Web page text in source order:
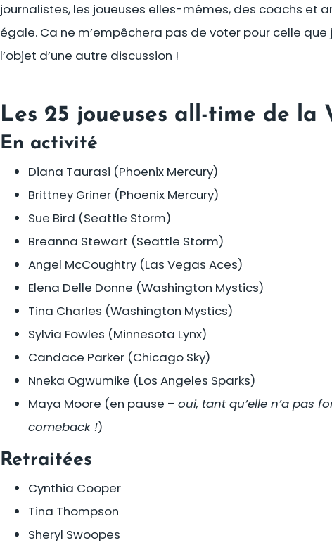
journalistes, les joueuses elles-mêmes, des coachs et
égale. Ca ne m’empêchera pas de voter pour celle
l’objet d’une autre discussion !
Les 25 joueuses all-time de la
En activité
Diana Taurasi (Phoenix Mercury)
Brittney Griner (Phoenix Mercury)
Sue Bird (Seattle Storm)
Breanna Stewart (Seattle Storm)
Angel McCoughtry (Las Vegas Aces)
Elena Delle Donne (Washington Mystics)
Tina Charles (Washington Mystics)
Sylvia Fowles (Minnesota Lynx)
Candace Parker (Chicago Sky)
Nneka Ogwumike (Los Angeles Sparks)
Maya Moore (en pause –oui, tant qu’elle n’a pas
comeback !)
Retraitées
Cynthia Cooper
Tina Thompson
Sheryl Swoopes